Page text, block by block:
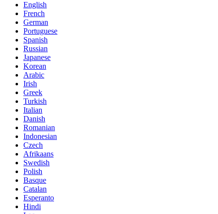
English
French
German
Portuguese
Spanish
Russian
Japanese
Korean
Arabic
Irish
Greek
Turkish
Italian
Danish
Romanian
Indonesian
Czech
Afrikaans
Swedish
Polish
Basque
Catalan
Esperanto
Hindi